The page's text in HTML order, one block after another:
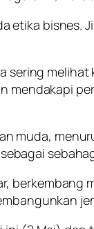
etika
sering
muda,